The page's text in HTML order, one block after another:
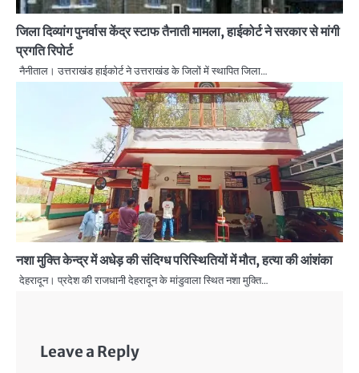
जिला दिव्यांग पुनर्वास केंद्र स्टाफ तैनाती मामला, हाईकोर्ट ने सरकार से मांगी
प्रगति रिपोर्ट
नैनीताल। उत्तराखंड हाईकोर्ट ने उत्तराखंड के जिलों में स्थापित जिला…
नशा मुक्ति केन्द्र में अधेड़ की संदिग्ध परिस्थितियों में मौत, हत्या की आंशंका
देहरादून। प्रदेश की राजधानी देहरादून के मांडुवाला स्थित नशा मुक्ति…
Leave a Reply